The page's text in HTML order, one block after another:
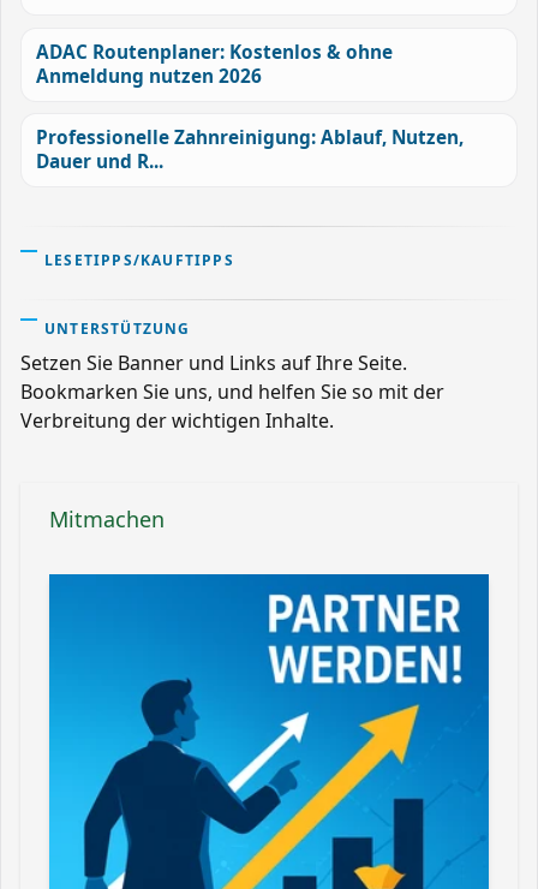
ADAC Routenplaner: Kostenlos & ohne
Anmeldung nutzen 2026
Professionelle Zahnreinigung: Ablauf, Nutzen,
Dauer und R...
LESETIPPS/KAUFTIPPS
UNTERSTÜTZUNG
Setzen Sie Banner und Links auf Ihre Seite.
Bookmarken Sie uns, und helfen Sie so mit der
Verbreitung der wichtigen Inhalte.
Mitmachen